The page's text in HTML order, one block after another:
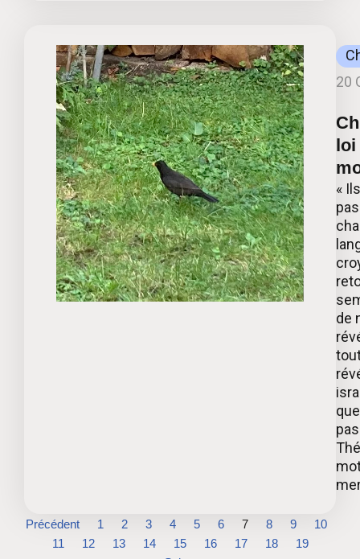
20
«
de
Précédent 1 2 3 4 5 6 7 8 9
10
11
12 13 14 15 16 17 18
19